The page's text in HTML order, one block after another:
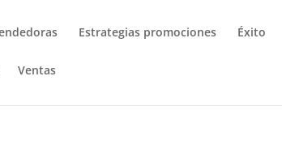
Estrategias promociones Éxito
Ventas